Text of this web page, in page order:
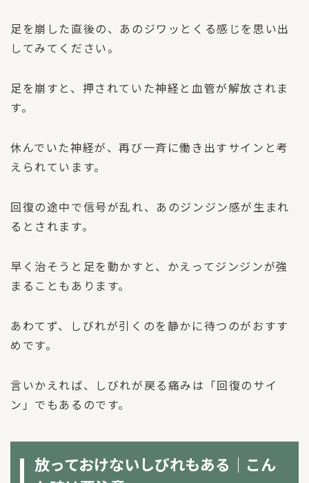
足を崩した直後の、あのジワッとくる感じを思い出
してみてください。
足を崩すと、押されていた神経と血管が解放されま
す。
休んでいた神経が、再び一斉に働き出すサインと考
えられています。
回復の途中で信号が乱れ、あのジンジン感が生まれ
るとされます。
早く治そうと足を動かすと、かえってジンジンが強
まることもあります。
あわてず、しびれが引くのを静かに待つのがおすす
めです。
言いかえれば、しびれが戻る痛みは「回復のサイ
ン」でもあるのです。
放っておけないしびれもある｜こん